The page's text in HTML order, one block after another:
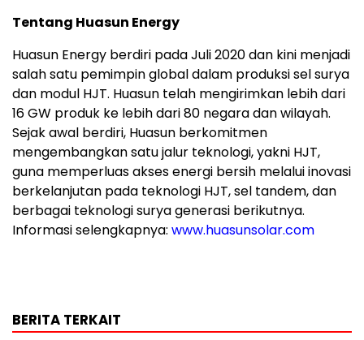
Tentang Huasun Energy
Huasun Energy berdiri pada Juli 2020 dan kini menjadi
salah satu pemimpin global dalam produksi sel surya
dan modul HJT. Huasun telah mengirimkan lebih dari
16 GW produk ke lebih dari 80 negara dan wilayah.
Sejak awal berdiri, Huasun berkomitmen
mengembangkan satu jalur teknologi, yakni HJT,
guna memperluas akses energi bersih melalui inovasi
berkelanjutan pada teknologi HJT, sel tandem, dan
berbagai teknologi surya generasi berikutnya.
Informasi selengkapnya: www.huasunsolar.com
BERITA TERKAIT